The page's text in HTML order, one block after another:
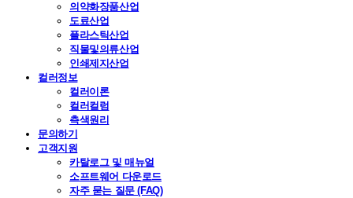
의약화장품산업
도료산업
플라스틱산업
직물및의류산업
인쇄제지산업
컬러정보
컬러이론
컬러컬럼
측색원리
문의하기
고객지원
카탈로그 및 매뉴얼
소프트웨어 다운로드
자주 묻는 질문 (FAQ)